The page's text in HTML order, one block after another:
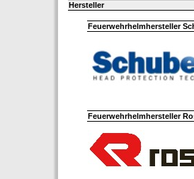
Hersteller
Feuerwehrhelmhersteller
Feuerwehrhelmhersteller